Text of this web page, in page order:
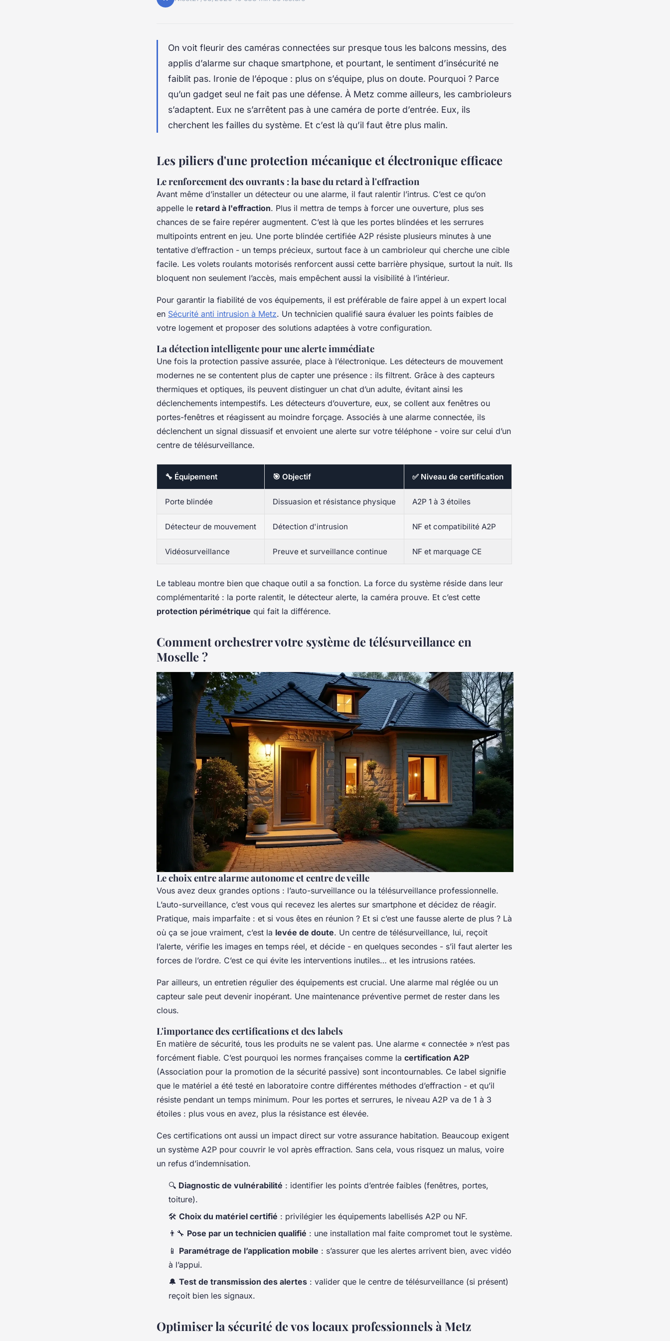
On voit fleurir des caméras connectées sur presque tous les balcons messins, des
applis d’alarme sur chaque smartphone, et pourtant, le sentiment d’insécurité ne
faiblit pas. Ironie de l’époque : plus on s’équipe, plus on doute. Pourquoi ? Parce
qu’un gadget seul ne fait pas une défense. À Metz comme ailleurs, les cambrioleurs
s’adaptent. Eux ne s’arrêtent pas à une caméra de porte d’entrée. Eux, ils
cherchent les failles du système. Et c’est là qu’il faut être plus malin.
Les piliers d'une protection mécanique et électronique efficace
Le renforcement des ouvrants : la base du retard à l'effraction
Avant même d’installer un détecteur ou une alarme, il faut ralentir l’intrus. C’est ce qu’on
appelle le retard à l'effraction. Plus il mettra de temps à forcer une ouverture, plus ses
chances de se faire repérer augmentent. C’est là que les portes blindées et les serrures
multipoints entrent en jeu. Une porte blindée certifiée A2P résiste plusieurs minutes à une
tentative d’effraction - un temps précieux, surtout face à un cambrioleur qui cherche une cible
facile. Les volets roulants motorisés renforcent aussi cette barrière physique, surtout la nuit. Ils
bloquent non seulement l’accès, mais empêchent aussi la visibilité à l’intérieur.
Pour garantir la fiabilité de vos équipements, il est préférable de faire appel à un expert local
en Sécurité anti intrusion à Metz. Un technicien qualifié saura évaluer les points faibles de
votre logement et proposer des solutions adaptées à votre configuration.
La détection intelligente pour une alerte immédiate
Une fois la protection passive assurée, place à l’électronique. Les détecteurs de mouvement
modernes ne se contentent plus de capter une présence : ils filtrent. Grâce à des capteurs
thermiques et optiques, ils peuvent distinguer un chat d’un adulte, évitant ainsi les
déclenchements intempestifs. Les détecteurs d’ouverture, eux, se collent aux fenêtres ou
portes-fenêtres et réagissent au moindre forçage. Associés à une alarme connectée, ils
déclenchent un signal dissuasif et envoient une alerte sur votre téléphone - voire sur celui d’un
centre de télésurveillance.
🔧 Équipement 🎯 Objectif ✅ Niveau de certification
Porte blindée Dissuasion et résistance physique A2P 1 à 3 étoiles
Détecteur de mouvement Détection d'intrusion NF et compatibilité A2P
Vidéosurveillance Preuve et surveillance continue NF et marquage CE
Le tableau montre bien que chaque outil a sa fonction. La force du système réside dans leur
complémentarité : la porte ralentit, le détecteur alerte, la caméra prouve. Et c’est cette
protection périmétrique qui fait la différence.
Comment orchestrer votre système de télésurveillance en
Moselle ?
Le choix entre alarme autonome et centre de veille
Vous avez deux grandes options : l’auto-surveillance ou la télésurveillance professionnelle.
L’auto-surveillance, c’est vous qui recevez les alertes sur smartphone et décidez de réagir.
Pratique, mais imparfaite : et si vous êtes en réunion ? Et si c’est une fausse alerte de plus ? Là
où ça se joue vraiment, c’est la levée de doute. Un centre de télésurveillance, lui, reçoit
l’alerte, vérifie les images en temps réel, et décide - en quelques secondes - s’il faut alerter les
forces de l’ordre. C’est ce qui évite les interventions inutiles… et les intrusions ratées.
Par ailleurs, un entretien régulier des équipements est crucial. Une alarme mal réglée ou un
capteur sale peut devenir inopérant. Une maintenance préventive permet de rester dans les
clous.
L'importance des certifications et des labels
En matière de sécurité, tous les produits ne se valent pas. Une alarme « connectée » n’est pas
forcément fiable. C’est pourquoi les normes françaises comme la certification A2P
(Association pour la promotion de la sécurité passive) sont incontournables. Ce label signifie
que le matériel a été testé en laboratoire contre différentes méthodes d’effraction - et qu’il
résiste pendant un temps minimum. Pour les portes et serrures, le niveau A2P va de 1 à 3
étoiles : plus vous en avez, plus la résistance est élevée.
Ces certifications ont aussi un impact direct sur votre assurance habitation. Beaucoup exigent
un système A2P pour couvrir le vol après effraction. Sans cela, vous risquez un malus, voire
un refus d’indemnisation.
🔍 Diagnostic de vulnérabilité : identifier les points d’entrée faibles (fenêtres, portes,
toiture).
🛠️ Choix du matériel certifié : privilégier les équipements labellisés A2P ou NF.
👨‍🔧 Pose par un technicien qualifié : une installation mal faite compromet tout le système.
📱 Paramétrage de l’application mobile : s’assurer que les alertes arrivent bien, avec vidéo
à l’appui.
🔔 Test de transmission des alertes : valider que le centre de télésurveillance (si présent)
reçoit bien les signaux.
Optimiser la sécurité de vos locaux professionnels à Metz